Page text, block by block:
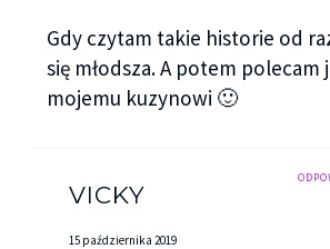
Gdy czytam takie historie od
się młodsza. A potem polecam
mojemu kuzynowi 🙂
VICKY
15 października 2019